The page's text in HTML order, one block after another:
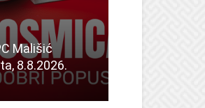
Mališić
8.8.2026.